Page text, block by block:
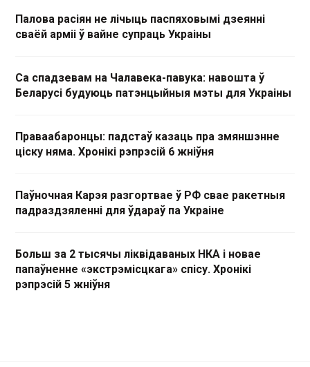
Палова расіян не лічыць паспяховымі дзеянні
сваёй арміі ў вайне супраць Украіны
Са спадзевам на Чалавека-павука: навошта ў
Беларусі будуюць патэнцыйныя мэты для Украіны
Праваабаронцы: падстаў казаць пра змяншэнне
ціску няма. Хронікі рэпрэсій 6 жніўня
Паўночная Карэя разгортвае ў РФ свае ракетныя
падраздзяленні для ўдараў па Украіне
Больш за 2 тысячы ліквідаваных НКА і новае
папаўненне «экстрэмісцкага» спісу. Хронікі
рэпрэсій 5 жніўня